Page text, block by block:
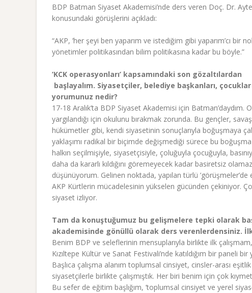
BDP Batman Siyaset Akademisi’nde ders veren Doç. Dr.
konusundaki görüşlerini açıkladı:
“AKP, ’her şeyi ben yaparım ve istediğim gibi yaparım’cı bir
yönetimler politikasından bilim politikasına kadar bu böyle.”
’KCK operasyonları’ kapsamındaki son gözaltılardan
başlayalım. Siyasetçiler, belediye başkanları, çocuklar
yorumunuz nedir?
17-18 Aralık’ta BDP Siyaset Akademisi için
yargılandığı için okulunu bırakmak zorunda. Bu gençler,
hükümetler gibi, kendi siyasetinin sonuçlarıyla boğuşmaya
yaklaşımı radikal bir biçimde değişmediği sürece bu
halkın seçilmişiyle, siyasetçisiyle, çoluğuyla çocuğuyla,
daha da kararlı kıldığını göremeyecek kadar basiretsiz
düşünüyorum. Gelinen noktada, yapılan türlü
AKP Kürtlerin mücadelesinin yükselen gücünden çekiniyor.
siyaset izliyor.
Tam da konuştuğumuz bu gelişmelere tepki olarak
akademisinde gönüllü olarak ders verenlerdensiniz.
Benim BDP ve seleflerinin mensuplarıyla birlikte ilk
Kızıltepe Kültür ve Sanat Festivali’nde katıldığım bir paneli
Başlıca çalışma alanım toplumsal cinsiyet, cinsler-arası
siyasetçilerle birlikte çalışmıştık. Her biri benim için çok
Bu sefer de eğitim başlığım, ’toplumsal cinsiyet ve yerel